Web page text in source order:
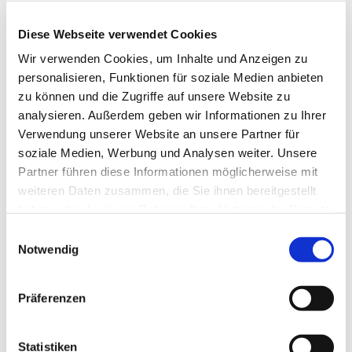
Diese Webseite verwendet Cookies
Wir verwenden Cookies, um Inhalte und Anzeigen zu
personalisieren, Funktionen für soziale Medien anbieten
zu können und die Zugriffe auf unsere Website zu
analysieren. Außerdem geben wir Informationen zu Ihrer
Verwendung unserer Website an unsere Partner für
soziale Medien, Werbung und Analysen weiter. Unsere
Partner führen diese Informationen möglicherweise mit
weiteren Daten zusammen, die Sie ihnen bereitgestellt
Notwendig
Präferenzen
Statistiken
sich von unseren zufriedenen Kunden überzeugen.
Unserer Referenzen
Hausbau aus Drochtersen
Das Baugeschäft Ahlf ist Ihr Fachbetrieb für Baugewerbe und
Hausbau. Wir mauern und verputzen, machen Baggerarbeiten
Pflastersteine und liefern Baustoffe zum Selbermachen.